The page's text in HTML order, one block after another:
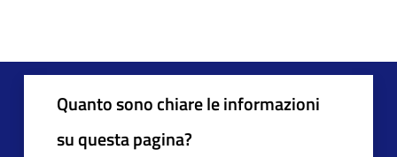
Quanto sono chiare le informazioni
su questa pagina?